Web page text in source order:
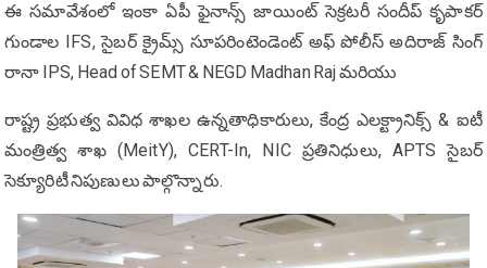
ఈ సమావేశంలో ఇంకా ఏపీ ఫైనాన్స్ జాయింట్ సెక్రటరీ సందీప్ కృపాకర్
గుండాల IFS, సైబర్ క్రైమ్స్ సూపరింటెండెంట్ అఫ్ పోలీస్ అదిరాజ్ సింగ్
రానా IPS, Head of SEMT & NEGD Madhan Raj మరియు
రాష్ట్ర ప్రభుత్వ వివిధ శాఖల ఉన్నతాధికారులు, కేంద్ర ఎలక్ట్రానిక్స్ & ఐటీ
మంత్రిత్వ శాఖ (MeitY), CERT-In, NIC ప్రతినిధులు, APTS సైబర్
సెక్యూరిటీ నిపుణులు పాల్గొన్నారు.